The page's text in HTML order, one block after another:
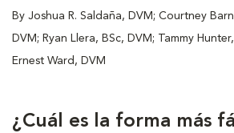
By Joshua R. Saldaña, DVM; Courtney
DVM; Ryan Llera, BSc, DVM; Tammy
Ernest Ward, DVM
¿Cuál es la forma más